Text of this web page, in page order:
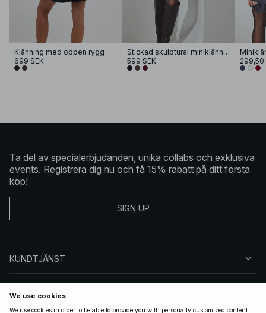
Klänning med öppen rygg
699 SEK
Stickad skulptural miniklänning
599 SEK
299,50
Ta del av specialerbjudanden, unika collabs och exklusiva
events. Registrera dig nu och få 15% rabatt på ditt första
köp!
SIGN UP
KUNDTJÄNST